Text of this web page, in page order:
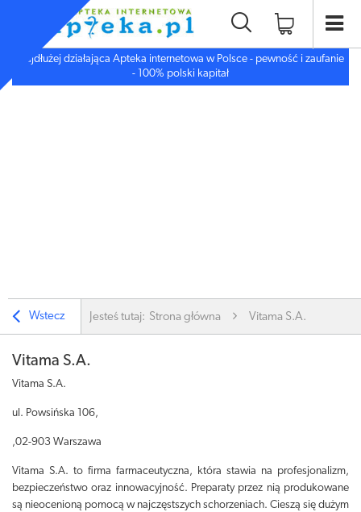
Najdłużej działająca Apteka internetowa w Polsce - pewność i zaufanie
- 100% polski kapitał
Wstecz Jesteś tutaj: Strona główna Vitama S.A.
Vitama S.A.
Vitama S.A.
ul. Powsińska 106,
,02-903 Warszawa
Vitama S.A. to firma farmaceutyczna, która stawia na profesjonalizm,
bezpieczeństwo oraz innowacyjność. Preparaty przez nią produkowane
są nieocenioną pomocą w najczęstszych schorzeniach. Cieszą się dużym